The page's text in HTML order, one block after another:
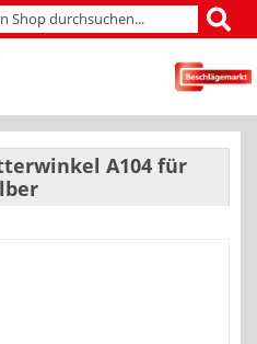
A104 für